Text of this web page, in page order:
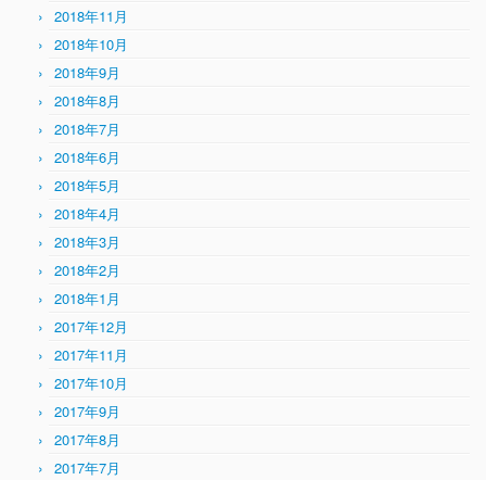
2018年11月
2018年10月
2018年9月
2018年8月
2018年7月
2018年6月
2018年5月
2018年4月
2018年3月
2018年2月
2018年1月
2017年12月
2017年11月
2017年10月
2017年9月
2017年8月
2017年7月